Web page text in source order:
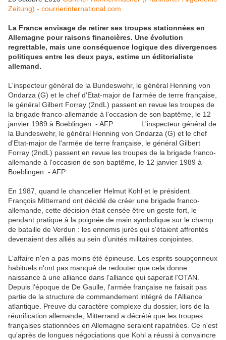
Zeitung) - courrierinternational.com
La France envisage de retirer ses troupes stationnées en
Allemagne pour raisons financières. Une évolution
regrettable, mais une conséquence logique des divergences
politiques entre les deux pays, estime un éditorialiste
allemand.
L'inspecteur général de la Bundeswehr, le général Henning von
Ondarza (G) et le chef d'Etat-major de l'armée de terre française,
le général Gilbert Forray (2ndL) passent en revue les troupes de
la brigade franco-allemande à l'occasion de son baptême, le 12
janvier 1989 à Boeblingen. - AFP L'inspecteur général de
la Bundeswehr, le général Henning von Ondarza (G) et le chef
d'Etat-major de l'armée de terre française, le général Gilbert
Forray (2ndL) passent en revue les troupes de la brigade franco-
allemande à l'occasion de son baptême, le 12 janvier 1989 à
Boeblingen. - AFP
En 1987, quand le chancelier Helmut Kohl et le président
François Mitterrand ont décidé de créer une brigade franco-
allemande, cette décision était censée être un geste fort, le
pendant pratique à la poignée de main symbolique sur le champ
de bataille de Verdun : les ennemis jurés qui s'étaient affrontés
devenaient des alliés au sein d'unités militaires conjointes.
L'affaire n'en a pas moins été épineuse. Les esprits soupçonneux
habituels n'ont pas manqué de redouter que cela donne
naissance à une alliance dans l'alliance qui saperait l'OTAN.
Depuis l'époque de De Gaulle, l'armée française ne faisait pas
partie de la structure de commandement intégré de l'Alliance
atlantique. Preuve du caractère complexe du dossier, lors de la
réunification allemande, Mitterrand a décrété que les troupes
françaises stationnées en Allemagne seraient rapatriées. Ce n'est
qu'après de longues négociations que Kohl a réussi à convaincre